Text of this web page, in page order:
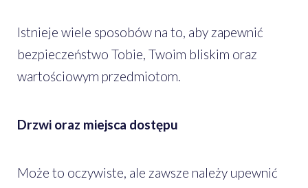
Istnieje wiele sposobów na to, aby zapewnić
bezpieczeństwo Tobie, Twoim bliskim oraz
wartościowym przedmiotom.
Drzwi oraz miejsca dostępu
Może to oczywiste, ale zawsze należy upewnić